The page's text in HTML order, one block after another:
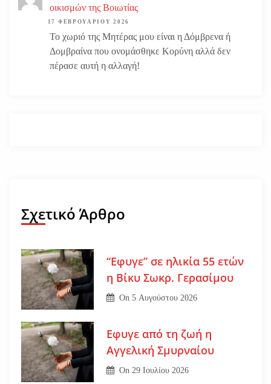
οικισμών της Βοιωτίας
17 ΦΕΒΡΟΥΑΡΊΟΥ 2026
Το χωριό της Μητέρας μου είναι η Δόμβρενα ή
Δομβραίνα που ονομάσθηκε Κορύνη αλλά δεν
πέρασε αυτή η αλλαγή!
Σχετικό Άρθρο
“Εφυγε” σε ηλικία 55 ετών
η Βίκυ Σωκρ. Γερασίμου
On5 Αυγούστου 2026
Εφυγε από τη ζωή η
Αγγελική Σμυρναίου
On29 Ιουλίου 2026